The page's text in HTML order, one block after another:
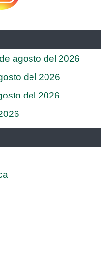
agosto del 2026
del 2026
del 2026